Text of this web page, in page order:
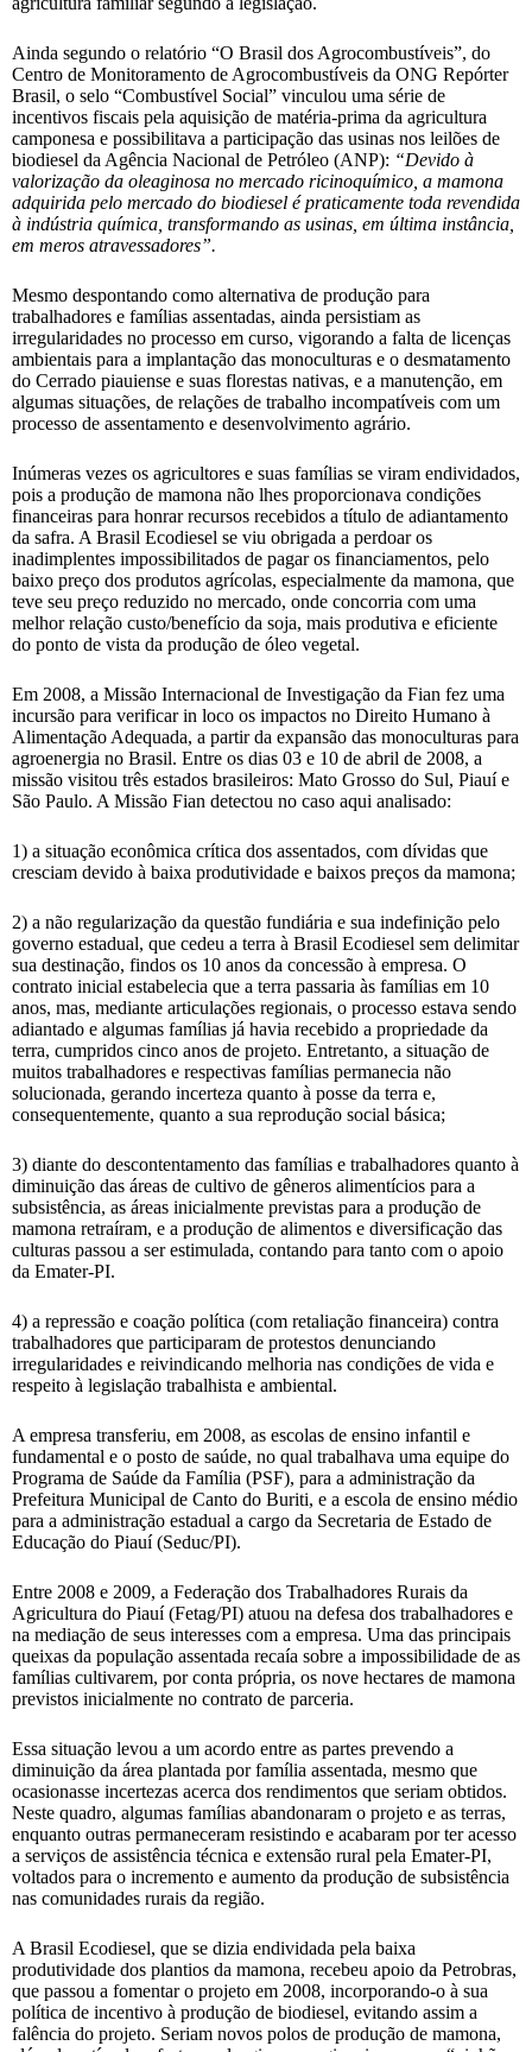
Ainda segundo o relatório “O Brasil dos Agrocombustíveis”, do
Centro de Monitoramento de Agrocombustíveis da ONG Repórter
Brasil, o selo “Combustível Social” vinculou uma série de
incentivos fiscais pela aquisição de matéria-prima da agricultura
camponesa e possibilitava a participação das usinas nos leilões de
biodiesel da Agência Nacional de Petróleo (ANP): “Devido à
valorização da oleaginosa no mercado ricinoquímico, a mamona
adquirida pelo mercado do biodiesel é praticamente toda revendida
à indústria química, transformando as usinas, em última instância,
em meros atravessadores”.
Mesmo despontando como alternativa de produção para
trabalhadores e famílias assentadas, ainda persistiam as
irregularidades no processo em curso, vigorando a falta de licenças
ambientais para a implantação das monoculturas e o desmatamento
do Cerrado piauiense e suas florestas nativas, e a manutenção, em
algumas situações, de relações de trabalho incompatíveis com um
processo de assentamento e desenvolvimento agrário.
Inúmeras vezes os agricultores e suas famílias se viram endividados,
pois a produção de mamona não lhes proporcionava condições
financeiras para honrar recursos recebidos a título de adiantamento
da safra. A Brasil Ecodiesel se viu obrigada a perdoar os
inadimplentes impossibilitados de pagar os financiamentos, pelo
baixo preço dos produtos agrícolas, especialmente da mamona, que
teve seu preço reduzido no mercado, onde concorria com uma
melhor relação custo/benefício da soja, mais produtiva e eficiente
do ponto de vista da produção de óleo vegetal.
Em 2008, a Missão Internacional de Investigação da Fian fez uma
incursão para verificar in loco os impactos no Direito Humano à
Alimentação Adequada, a partir da expansão das monoculturas para
agroenergia no Brasil. Entre os dias 03 e 10 de abril de 2008, a
missão visitou três estados brasileiros: Mato Grosso do Sul, Piauí e
São Paulo. A Missão Fian detectou no caso aqui analisado:
1) a situação econômica crítica dos assentados, com dívidas que
cresciam devido à baixa produtividade e baixos preços da mamona;
2) a não regularização da questão fundiária e sua indefinição pelo
governo estadual, que cedeu a terra à Brasil Ecodiesel sem delimitar
sua destinação, findos os 10 anos da concessão à empresa. O
contrato inicial estabelecia que a terra passaria às famílias em 10
anos, mas, mediante articulações regionais, o processo estava sendo
adiantado e algumas famílias já havia recebido a propriedade da
terra, cumpridos cinco anos de projeto. Entretanto, a situação de
muitos trabalhadores e respectivas famílias permanecia não
solucionada, gerando incerteza quanto à posse da terra e,
consequentemente, quanto a sua reprodução social básica;
3) diante do descontentamento das famílias e trabalhadores quanto à
diminuição das áreas de cultivo de gêneros alimentícios para a
subsistência, as áreas inicialmente previstas para a produção de
mamona retraíram, e a produção de alimentos e diversificação das
culturas passou a ser estimulada, contando para tanto com o apoio
da Emater-PI.
4) a repressão e coação política (com retaliação financeira) contra
trabalhadores que participaram de protestos denunciando
irregularidades e reivindicando melhoria nas condições de vida e
respeito à legislação trabalhista e ambiental.
A empresa transferiu, em 2008, as escolas de ensino infantil e
fundamental e o posto de saúde, no qual trabalhava uma equipe do
Programa de Saúde da Família (PSF), para a administração da
Prefeitura Municipal de Canto do Buriti, e a escola de ensino médio
para a administração estadual a cargo da Secretaria de Estado de
Educação do Piauí (Seduc/PI).
Entre 2008 e 2009, a Federação dos Trabalhadores Rurais da
Agricultura do Piauí (Fetag/PI) atuou na defesa dos trabalhadores e
na mediação de seus interesses com a empresa. Uma das principais
queixas da população assentada recaía sobre a impossibilidade de as
famílias cultivarem, por conta própria, os nove hectares de mamona
previstos inicialmente no contrato de parceria.
Essa situação levou a um acordo entre as partes prevendo a
diminuição da área plantada por família assentada, mesmo que
ocasionasse incertezas acerca dos rendimentos que seriam obtidos.
Neste quadro, algumas famílias abandonaram o projeto e as terras,
enquanto outras permaneceram resistindo e acabaram por ter acesso
a serviços de assistência técnica e extensão rural pela Emater-PI,
voltados para o incremento e aumento da produção de subsistência
nas comunidades rurais da região.
A Brasil Ecodiesel, que se dizia endividada pela baixa
produtividade dos plantios da mamona, recebeu apoio da Petrobras,
que passou a fomentar o projeto em 2008, incorporando-o à sua
política de incentivo à produção de biodiesel, evitando assim a
falência do projeto. Seriam novos polos de produção de mamona,